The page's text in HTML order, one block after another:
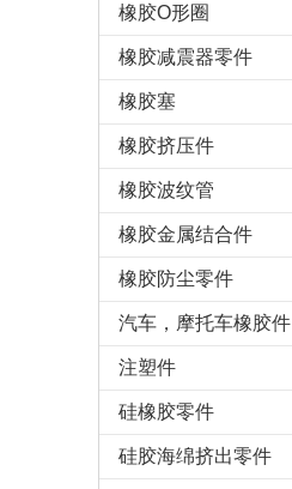
橡胶O形圈
橡胶减震器零件
橡胶塞
橡胶挤压件
橡胶波纹管
橡胶金属结合件
橡胶防尘零件
汽车，摩托车橡胶件
注塑件
硅橡胶零件
硅胶海绵挤出零件